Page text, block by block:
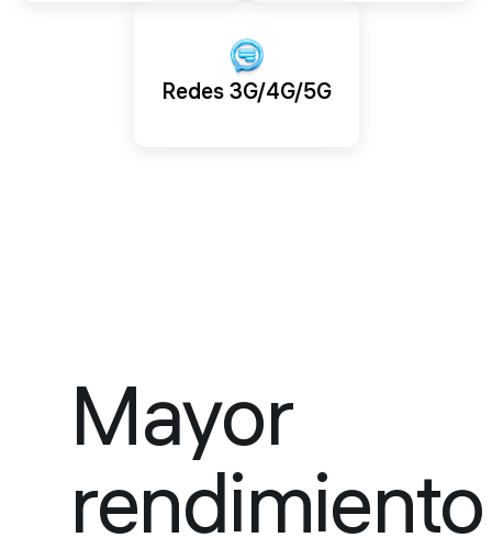
Redes 3G/4G/5G
Mayor
rendimiento